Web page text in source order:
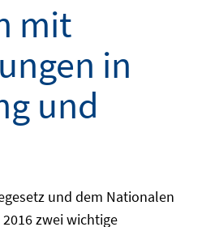
mit
in
und
und dem Nationalen
zwei wichtige